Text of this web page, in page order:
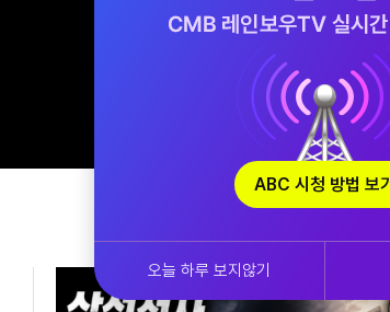
ABC 시청 방법 보기
오늘 하루 보지않기